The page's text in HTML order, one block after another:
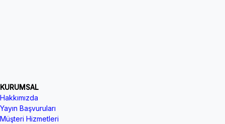
KURUMSAL
Hakkımızda
Yayın Başvuruları
Müşteri Hizmetleri